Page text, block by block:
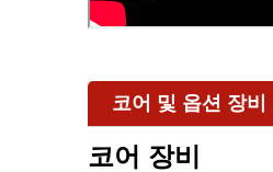
코어 및 옵션 장비
코어 장비